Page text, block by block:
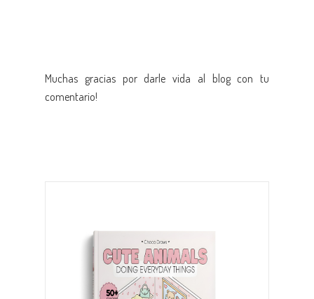
Muchas gracias por darle vida al blog con tu
comentario!